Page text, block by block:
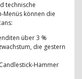
technische
Menüs können die
über 3 %
die gestern
Hammer